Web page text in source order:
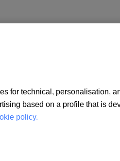
Sabadell (Barcelona),
España e inscrita en el Registro
for technical, personalisation,
based on a profile that is
policy.